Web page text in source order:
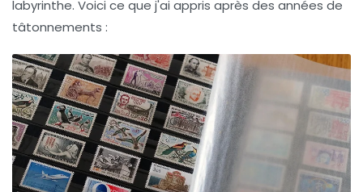
labyrinthe. Voici ce que j'ai appris après des années de
tâtonnements :